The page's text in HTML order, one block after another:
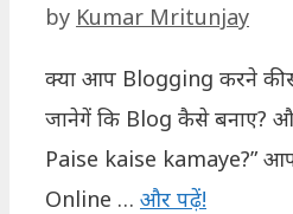
by Kumar Mritunjay
क्या आप Blogging करने की
जानेगें कि Blog कैसे बनाए?
Paise kaise kamaye?”
Online … और पढ़ें!